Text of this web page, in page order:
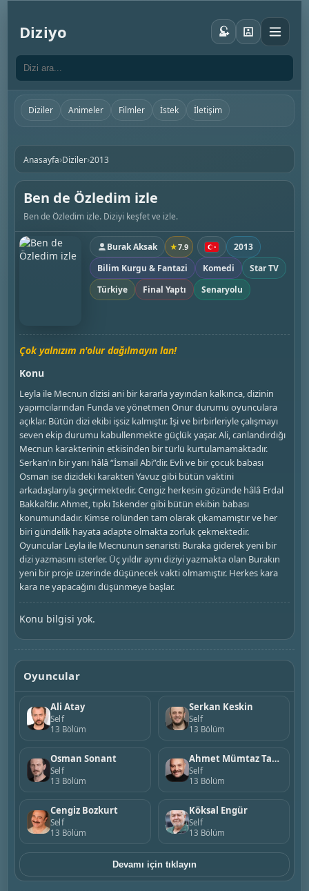
Diziyo
Diziler Animeler Filmler İstek İletişim
Anasayfa›Diziler›2013
Ben de Özledim izle
Ben de Özledim izle. Diziyi keşfet ve izle.
Burak Aksak ★7.9
2013
Bilim Kurgu & Fantazi
Komedi
Star TV
Türkiye
Final Yaptı Senaryolu
Çok yalnızım n'olur dağılmayın lan!
Konu
Leyla ile Mecnun dizisi ani bir kararla yayından kalkınca, dizinin
yapımcılarından Funda ve yönetmen Onur durumu oyunculara
açıklar. Bütün dizi ekibi işsiz kalmıştır. İşi ve birbirleriyle çalışmayı
seven ekip durumu kabullenmekte güçlük yaşar. Ali, canlandırdığı
Mecnun karakterinin etkisinden bir türlü kurtulamamaktadır.
Serkan’ın bir yanı hâlâ “İsmail Abi”dir. Evli ve bir çocuk babası
Osman ise dizideki karakteri Yavuz gibi bütün vaktini
arkadaşlarıyla geçirmektedir. Cengiz herkesin gözünde hâlâ Erdal
Bakkal’dır. Ahmet, tıpkı İskender gibi bütün ekibin babası
konumundadır. Kimse rolünden tam olarak çıkamamıştır ve her
biri gündelik hayata adapte olmakta zorluk çekmektedir.
Oyuncular Leyla ile Mecnunun senaristi Buraka giderek yeni bir
dizi yazmasını isterler. Üç yıldır aynı diziyi yazmakta olan Burakın
yeni bir proje üzerinde düşünecek vakti olmamıştır. Herkes kara
kara ne yapacağını düşünmeye başlar.
Konu bilgisi yok.
Oyuncular
Ali Atay
Self
13 Bölüm
Serkan Keskin
Self
13 Bölüm
Osman Sonant
Self
13 Bölüm
Ahmet Mümtaz Taylan
Self
13 Bölüm
Cengiz Bozkurt
Self
13 Bölüm
Köksal Engür
Self
13 Bölüm
Devamı için tıklayın